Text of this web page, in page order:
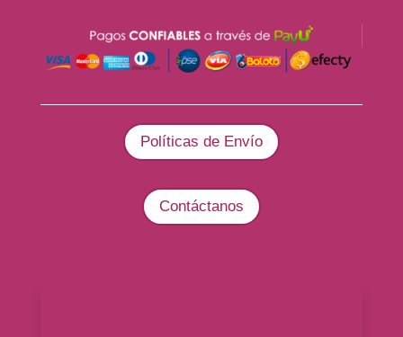
Políticas de Envío
Contáctanos